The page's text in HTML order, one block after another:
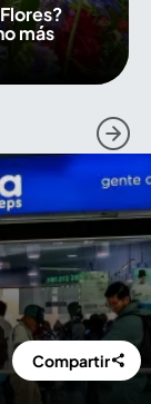
más
Compartir